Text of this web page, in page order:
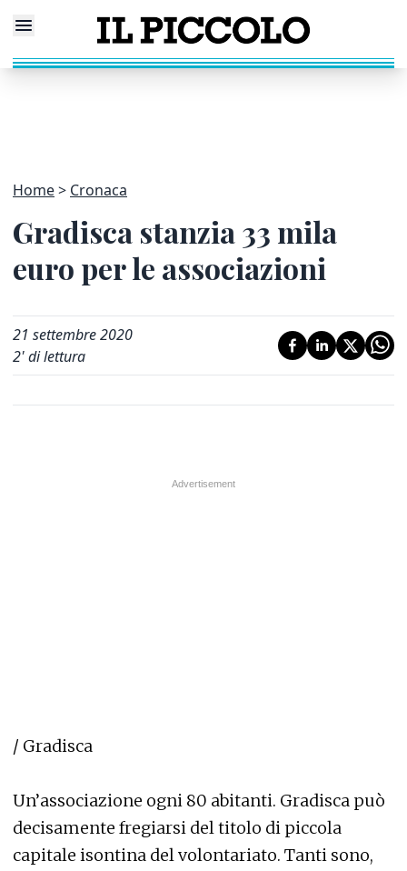
Home Cronaca
Gradisca stanzia 33 mila
euro per le associazioni
21 settembre 2020
2' di lettura
/ Gradisca
Un’associazione ogni 80 abitanti. Gradisca può
decisamente fregiarsi del titolo di piccola
capitale isontina del volontariato. Tanti sono,